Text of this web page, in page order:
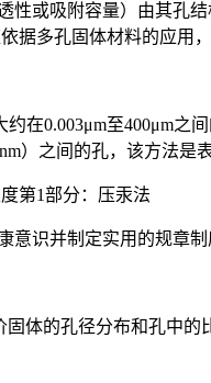
性或吸附容量）由其孔
据多孔固体材料的应用
在0.003μm至400μm
）之间的孔，该方法
第1部分：压汞法
意识并制定实用的规章
体的孔径分布和孔中